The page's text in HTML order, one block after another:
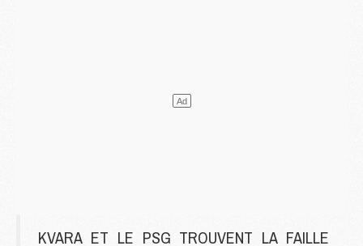
KVARA ET LE PSG TROUVENT LA FAILLE